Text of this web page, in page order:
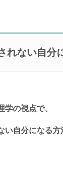
れない自分
学の視点で、
い自分になる方